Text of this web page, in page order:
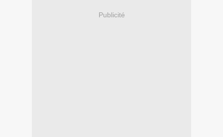
Publicité